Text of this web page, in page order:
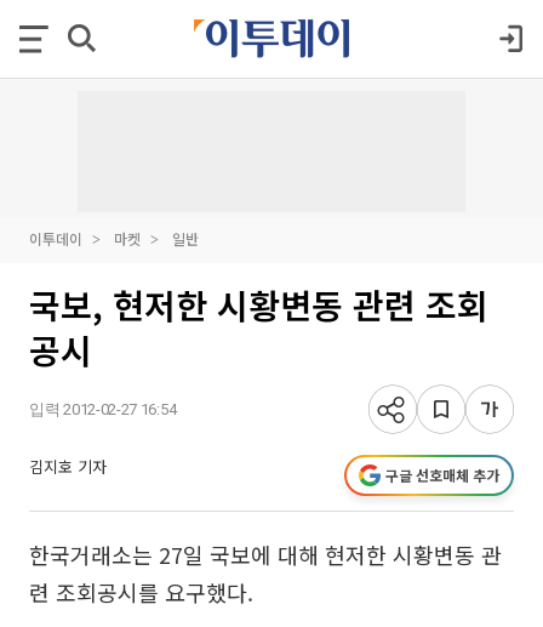
이투데이 마켓 일반
국보, 현저한 시황변동 관련 조회
공시
입력 2012-02-27 16:54
김지호 기자 구글 선호매체 추가
한국거래소는 27일 국보에 대해 현저한 시황변동 관
련 조회공시를 요구했다.